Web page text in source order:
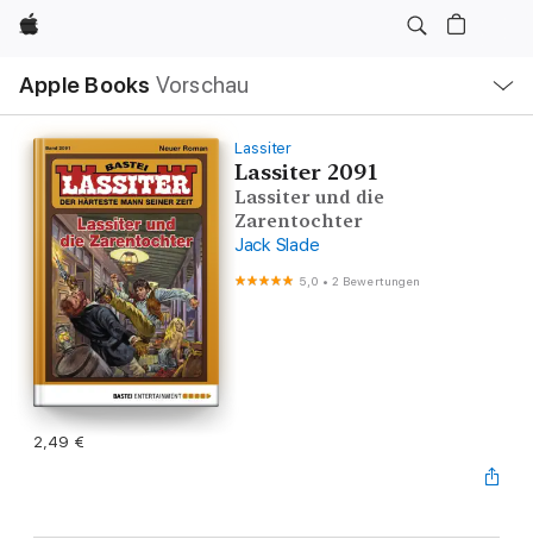
Apple
Apple Books Vorschau
Navigation
Menü
öffnen
Lassiter
Lassiter 2091
Lassiter und die
Zarentochter
Jack Slade
5,0 •2 Bewertungen
2,49 €